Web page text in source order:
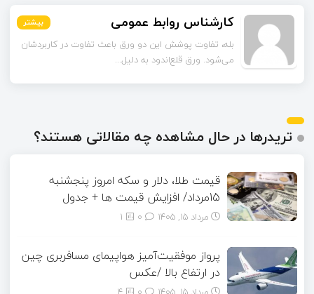
بیشتر اسماعیل زاده بیشتر
تا قبل از خوندن این مقاله فکر می‌کردم ورق قلع‌اندود
همون ورق گالوانیزه است. تفاو...
بیشتر
بیشتر
بیشتر
بیشتر
تریدرها در حال مشاهده چه مقالاتی هستند؟
قیمت طلا، دلار و سکه امروز پنجشنبه
15مرداد/ افزایش قیمت ها + جدول
مرداد ۱۵, ۱۴۰۵ 1
پرواز موفقیت‌آمیز هواپیمای مسافربری چین
در ارتفاع بالا /عکس